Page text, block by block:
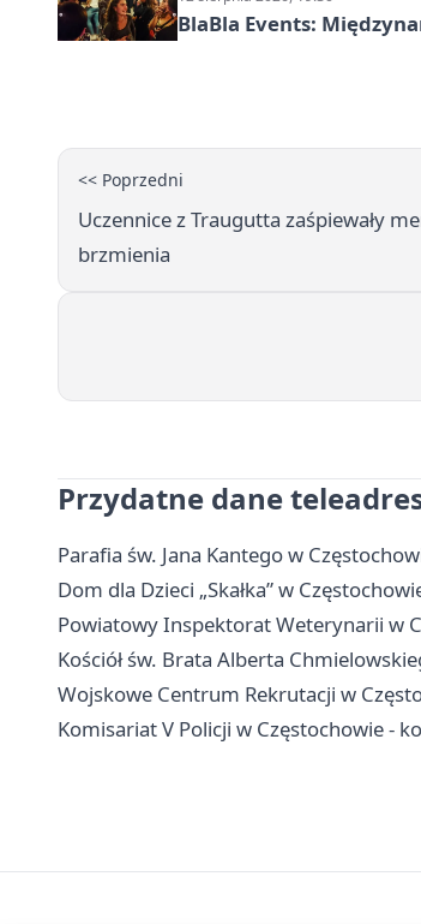
BlaBla Events:
<< Poprzedni
Uczennice z Traugutta zaśpiewały
brzmienia
Przydatne dane
Parafia św. Jana Kantego w
Dom dla Dzieci „Skałka” w
Powiatowy Inspektorat Weterynarii w
Kościół św. Brata Alberta
Wojskowe Centrum Rekrutacji w
Komisariat V Policji w Częstochowie -